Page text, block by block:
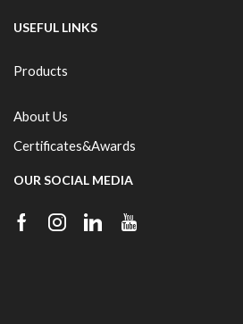
USEFUL LINKS
Products
About Us
Certificates&Awards
OUR SOCIAL MEDIA